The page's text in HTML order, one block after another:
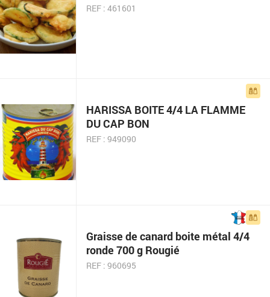
REF : 461601
HARISSA BOITE 4/4 LA FLAMME
DU CAP BON
REF : 949090
Graisse de canard boite métal 4/4
ronde 700 g Rougié
REF : 960695